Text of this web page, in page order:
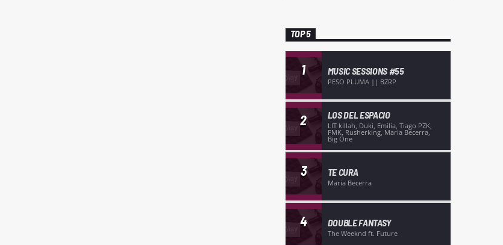
TOP 5
1 MUSIC SESSIONS #55
PESO PLUMA || BZRP
2 LOS DEL ESPACIO
LIT killah, Duki, Emilia, Tiago PZK,
FMK, Rusherking, Maria Becerra,
Big One
3 TE CURA
Maria Becerra
4 DOUBLE FANTASY
The Weeknd ft. Future